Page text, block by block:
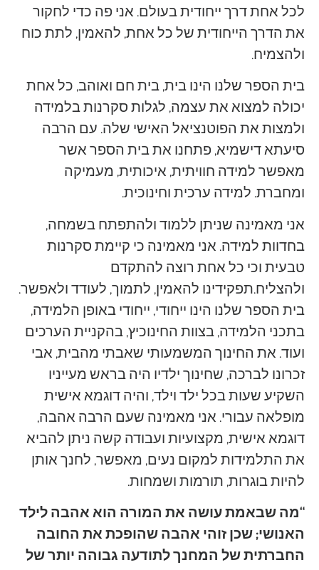
לכל אחת דרך ייחודית בעולם. אני פה כדי לחקור
את הדרך הייחודית של כל אחת, להאמין, לתת כוח
ולהצמיח.
בית הספר שלנו הינו בית, בית חם ואוהב, כל אחת
יכולה למצוא את עצמה, לגלות סקרנות בלמידה
ולמצות את הפוטנציאל האישי שלה. עם הרבה
סיעתא דישמיא, פתחנו את בית הספר אשר
מאפשר למידה חוויתית, איכותית, מעמיקה
ומחברת. למידה ערכית וחינוכית.
אני מאמינה שניתן ללמוד ולהתפתח בשמחה,
בחדוות למידה. אני מאמינה כי קיימת סקרנות
טבעית וכי כל אחת רוצה להתקדם
ולהצליח.תפקידינו להאמין, לתמוך, לעודד ולאפשר.
בית הספר שלנו הינו ייחודי, ייחודי באופן הלמידה,
בתכני הלמידה, בצוות החינוכיץ, בהקניית הערכים
ועוד. את החינוך המשמעותי שאבתי מהבית, אבי
זכרונו לברכה, שחינוך ילדיו היה בראש מעייניו
השקיע שעות בכל ילד וילד, והיה דוגמא אישית
מופלאה עבורי. אני מאמינה שעם הרבה אהבה,
דוגמא אישית, מקצועיות ועבודה קשה ניתן להביא
את התלמידות למקום נעים, מאפשר, לחנך אותן
להיות בוגרות, תורמות ושמחות.
“מה שבאמת עושה את המורה הוא אהבה לילד
האנושי; שכן זוהי אהבה שהופכת את החובה
החברתית של המחנך לתודעה גבוהה יותר של